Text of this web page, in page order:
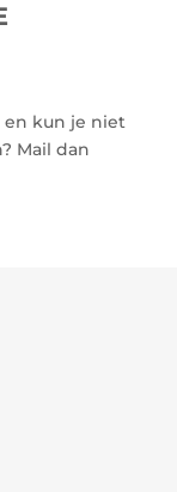
en kun je niet
Mail dan